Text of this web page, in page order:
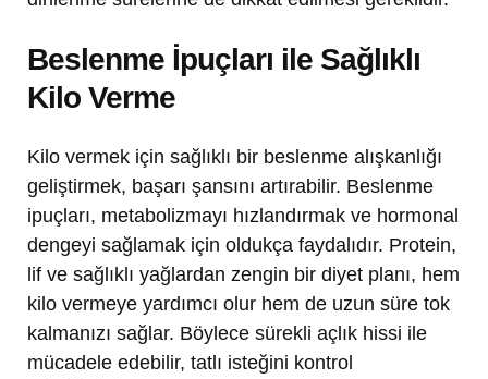
Beslenme İpuçları ile Sağlıklı
Kilo Verme
Kilo vermek için sağlıklı bir beslenme alışkanlığı
geliştirmek, başarı şansını artırabilir. Beslenme
ipuçları, metabolizmayı hızlandırmak ve hormonal
dengeyi sağlamak için oldukça faydalıdır. Protein,
lif ve sağlıklı yağlardan zengin bir diyet planı, hem
kilo vermeye yardımcı olur hem de uzun süre tok
kalmanızı sağlar. Böylece sürekli açlık hissi ile
mücadele edebilir, tatlı isteğini kontrol